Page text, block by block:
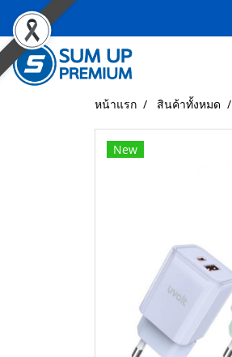
หน้าแรก สินค้าทั้งหมด
New